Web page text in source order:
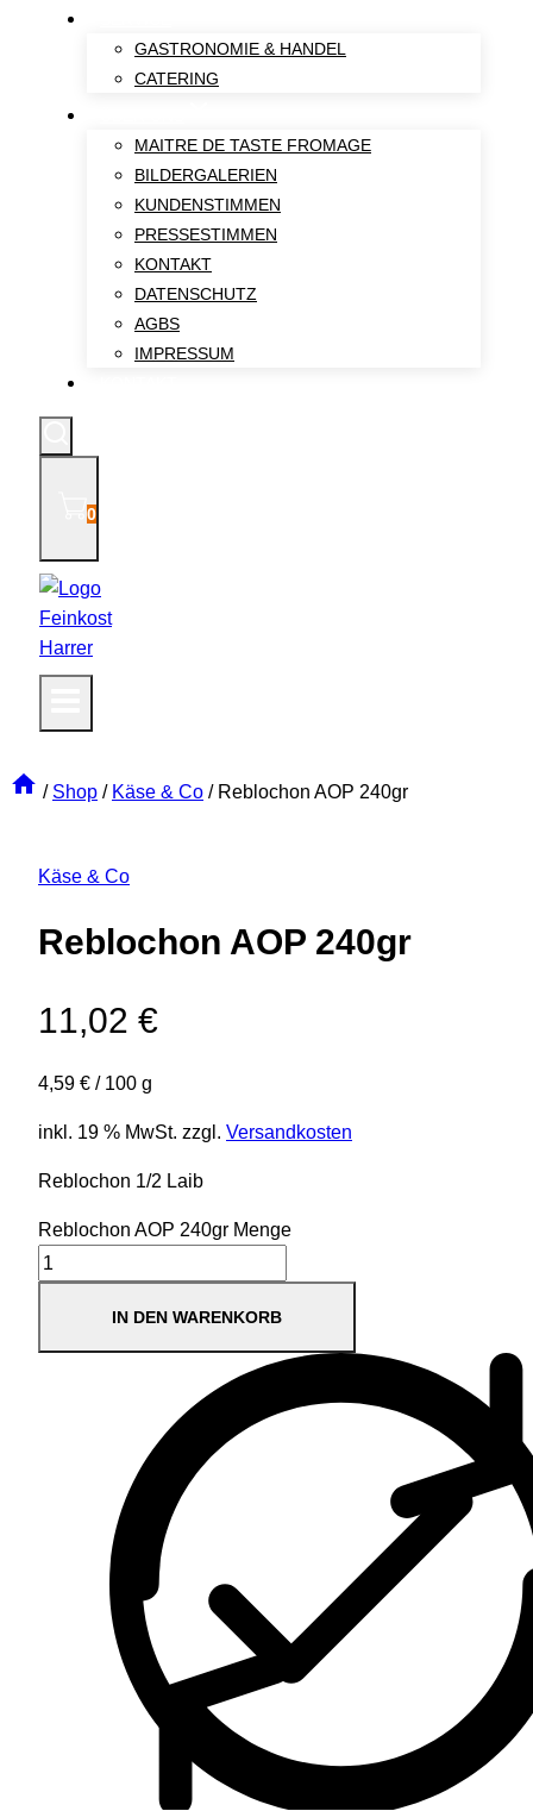
GASTRONOMIE & HANDEL
CATERING
MAITRE DE TASTE FROMAGE
BILDERGALERIEN
KUNDENSTIMMEN
PRESSESTIMMEN
KONTAKT
DATENSCHUTZ
AGBS
IMPRESSUM
0
/ Shop / Käse & Co / Reblochon AOP 240gr
Käse & Co
Reblochon AOP 240gr
11,02 €
4,59 € / 100 g
inkl. 19 % MwSt. zzgl. Versandkosten
Reblochon 1/2 Laib
Reblochon AOP 240gr Menge
IN DEN WARENKORB